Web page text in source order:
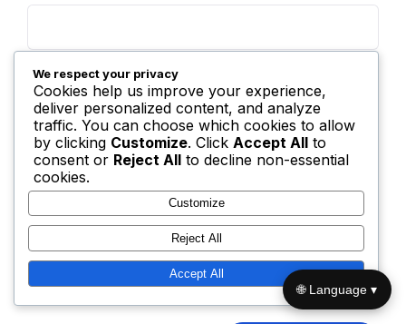
Email*
Website
Save my name, email, and website in this browser for the
next time I comment.
We respect your privacy
Cookies help us improve your experience,
deliver personalized content, and analyze
traffic. You can choose which cookies to allow
by clicking Customize. Click Accept All to
consent or Reject All to decline non-essential
cookies.
Customize
Reject All
Accept All
🌐 Language ▾